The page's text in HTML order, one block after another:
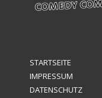
STARTSEITE
IMPRESSUM
DATENSCHUTZ